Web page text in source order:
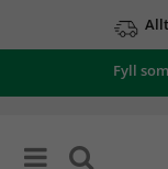
Fyll